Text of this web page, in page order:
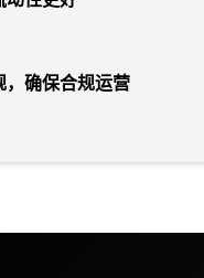
，确保合规运营